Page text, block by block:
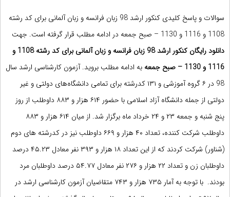
سوالات و پاسخ کلیدی کنکور ارشد 98 زبان فرانسه و زبان آلمانی برای کد رشته
1108 و 1116 و 1130 – صبح جمعه در ادامه مطلب قرار گرفته است. جهت
دانلود رایگان کنکور ارشد 98 زبان فرانسه و زبان آلمانی برای کد رشته 1108 و
1116 و 1130 – صبح جمعه
به ادامه مطلب بروید.آزمون کارشناسی ارشد سال
98
در ۶ گروه آموزشی و ۱۳۱ کدرشته برای تمامی دانشگاه‌های دولتی و غیر
دولتی از جمله دانشگاه آزاد اسلامی با حضور ۶۱۴ هزار و ۸۸۳ داوطلب از روز
پنج شنبه و جمعه ۲۳ و ۲۴ خرداد ماه برگزار شد. از میان ۶۱۴ هزار و ۸۸۳
داوطلب شرکت کننده، تعداد ۴۰ هزار و ۶۶۹ داوطلب نیز در کدرشته های دوم
(شناور) شرکت کردند که از این تعداد ۱۸ هزار و ۳۹۳ نفر معادل ۴۵.۲۳ درصد
داوطلبان زن و تعداد ۲۲ هزار و ۲۷۶ نفر معادل ۵۴.۷۷ درصد داوطلبان مرد
بودند. با توجه به آمار ۷۳۵ هزار و ۷۴۳ متقاضیان آزمون کارشناسی ارشد در